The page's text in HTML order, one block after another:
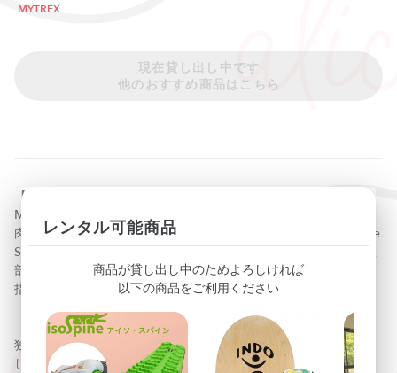
MYTREX
現在貸し出し中です
他のおすすめ商品はこちら
【革新的なEMSトレーニングベルト】
MYTREX「W FIT ACTIVE」は、自宅にいながら本格的な筋
肉トレーニングを実現できる最新のEMS（Electrical Muscle
Stimulation）機器です。1台で腹筋・背筋・腕・脚など複数
部位を同時に鍛えることができ、効率よく理想のボディを目
指せます。
【ダブル導電パッドで広範囲を刺激】
独自設計のW導電パッドを採用し、広範囲にわたって筋肉を
しっかりと刺激。表層筋だけでなくインナーマッスルにもア
レンタル可能商品
商品が貸し出し中のためよろしければ
以下の商品をご利用ください